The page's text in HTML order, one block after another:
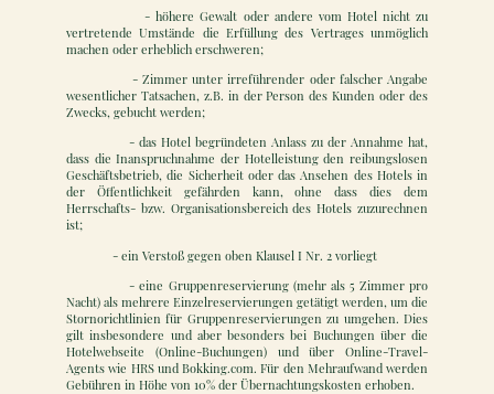
- höhere Gewalt oder andere vom Hotel nicht zu
vertretende Umstände die Erfüllung des Vertrages unmöglich
machen oder erheblich erschweren;
- Zimmer unter irreführender oder falscher Angabe
wesentlicher Tatsachen, z.B. in der Person des Kunden oder des
Zwecks, gebucht werden;
- das Hotel begründeten Anlass zu der Annahme hat,
dass die Inanspruchnahme der Hotelleistung den reibungslosen
Geschäftsbetrieb, die Sicherheit oder das Ansehen des Hotels in
der Öffentlichkeit gefährden kann, ohne dass dies dem
Herrschafts- bzw. Organisationsbereich des Hotels zuzurechnen
ist;
- ein Verstoß gegen oben Klausel I Nr. 2 vorliegt
- eine Gruppenreservierung (mehr als 5 Zimmer pro
Nacht) als mehrere Einzelreservierungen getätigt werden, um die
Stornorichtlinien für Gruppenreservierungen zu umgehen. Dies
gilt insbesondere und aber besonders bei Buchungen über die
Hotelwebseite (Online-Buchungen) und über Online-Travel-
Agents wie HRS und Bokking.com. Für den Mehraufwand werden
Gebühren in Höhe von 10% der Übernachtungskosten erhoben.